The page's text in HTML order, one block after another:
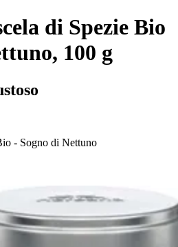
di Spezie Bio
100 g
- Sogno di Nettuno